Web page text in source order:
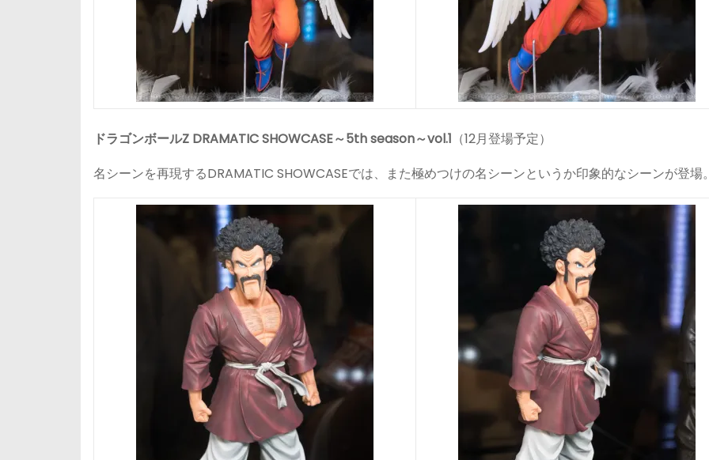
ドラゴンボールZ DRAMATIC SHOWCASE～5th season～vol.1 （12月登場予定）
名シーンを再現するDRAMATIC SHOWCASEでは、また極めつけの名シーンというか印象的なシーンが登場